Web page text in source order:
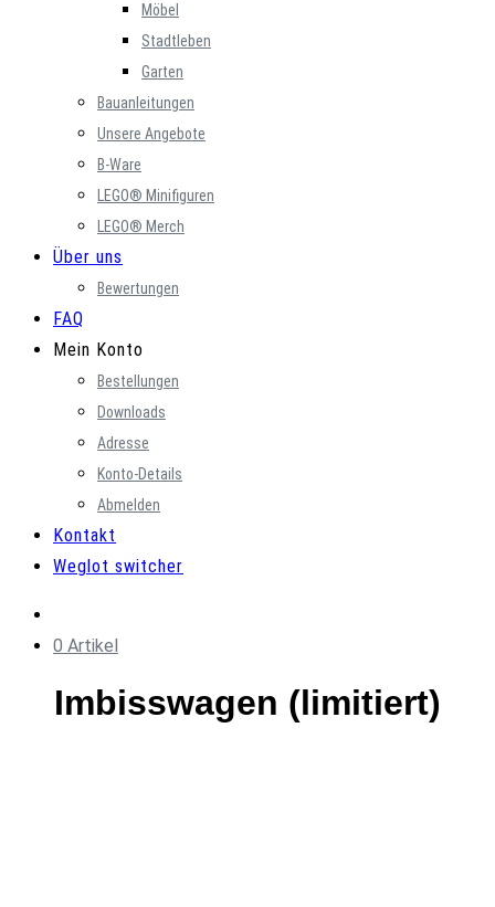
Möbel
Stadtleben
Garten
Bauanleitungen
Unsere Angebote
B-Ware
LEGO® Minifiguren
LEGO® Merch
Über uns
Bewertungen
FAQ
Mein Konto
Bestellungen
Downloads
Adresse
Konto-Details
Abmelden
Kontakt
Weglot switcher
0 Artikel
Imbisswagen (limitiert)